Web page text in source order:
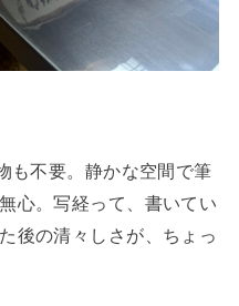
も不要。静かな空間で筆
心。写経って、書いてい
後の清々しさが、ちょっ